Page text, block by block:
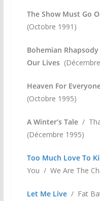
The Show Must Go
(Octobre 1991)
Bohemian Rhapsody
Our Lives
Heaven For
(Octobre 1995)
A Winter’s Tale/
(Décembre 1995)
Too Much Love To
You / We Are The
Let Me Live/ Fat